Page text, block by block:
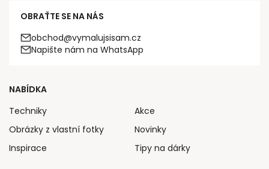
OBRAŤTE SE NA NÁS
obchod@vymalujsisam.cz
Napište nám na WhatsApp
NABÍDKA
Techniky
Obrázky z vlastní fotky
Inspirace
Akce
Novinky
Tipy na dárky